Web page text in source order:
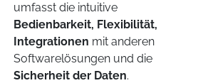
umfasst die intuitive
Bedienbarkeit, Flexibilität,
Integrationen mit anderen
Softwarelösungen und die
Sicherheit der Daten.